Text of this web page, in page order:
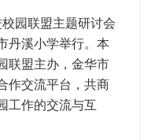
园联盟主题研讨会
丹溪小学举行。本
联盟主办，金华市
作交流平台，共商
工作的交流与互